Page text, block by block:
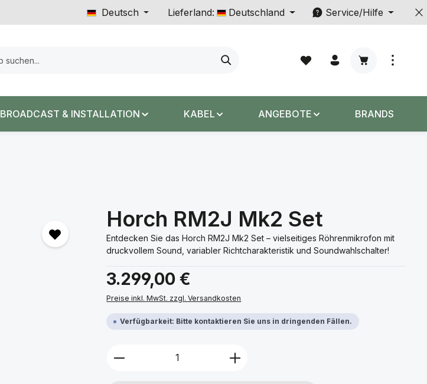
Deutsch Lieferland: Deutschland Service/Hilfe
Warenkorb
BROADCAST & INSTALLATION KABEL ANGEBOTE BRANDS
Horch RM2J Mk2 Set
Entdecken Sie das Horch RM2J Mk2 Set – vielseitiges Röhrenmikrofon mit
druckvollem Sound, variabler Richtcharakteristik und Soundwahlschalter!
Regulärer Preis:
3.299,00 €
Preise inkl. MwSt. zzgl. Versandkosten
Verfügbarkeit: Bitte kontaktieren Sie uns in dringenden Fällen.
Produkt Anzahl: Gib den gewünschten Wert